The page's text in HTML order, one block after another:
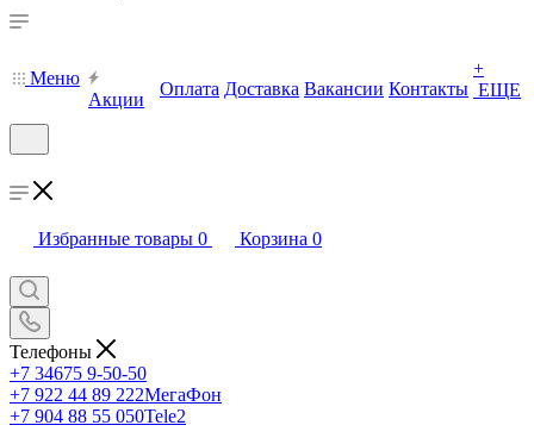
Меню
Акции
Оплата Доставка Вакансии Контакты
+
ЕЩЕ
Избранные товары 0 Корзина 0
Телефоны
+7 34675 9-50-50
+7 922 44 89 222МегаФон
+7 904 88 55 050Tele2